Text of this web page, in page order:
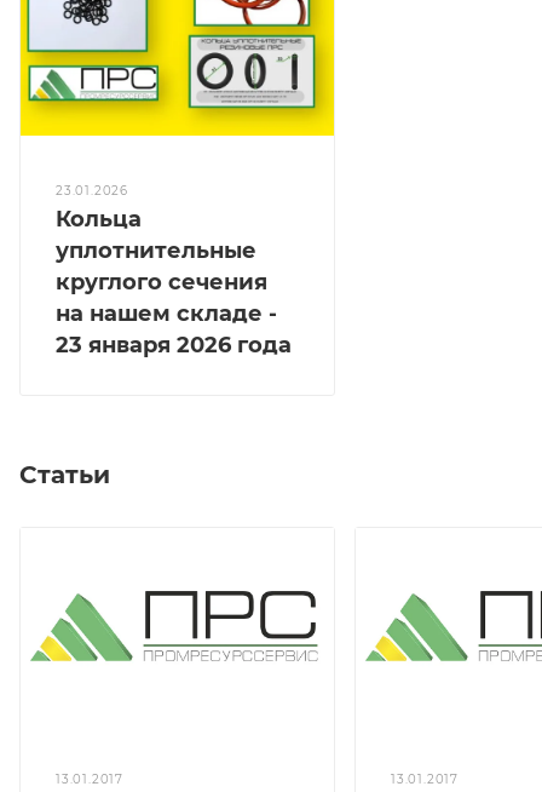
23.01.2026
Кольца
уплотнительные
круглого сечения
на нашем складе -
23 января 2026 года
Статьи
13.01.2017 13.01.2017